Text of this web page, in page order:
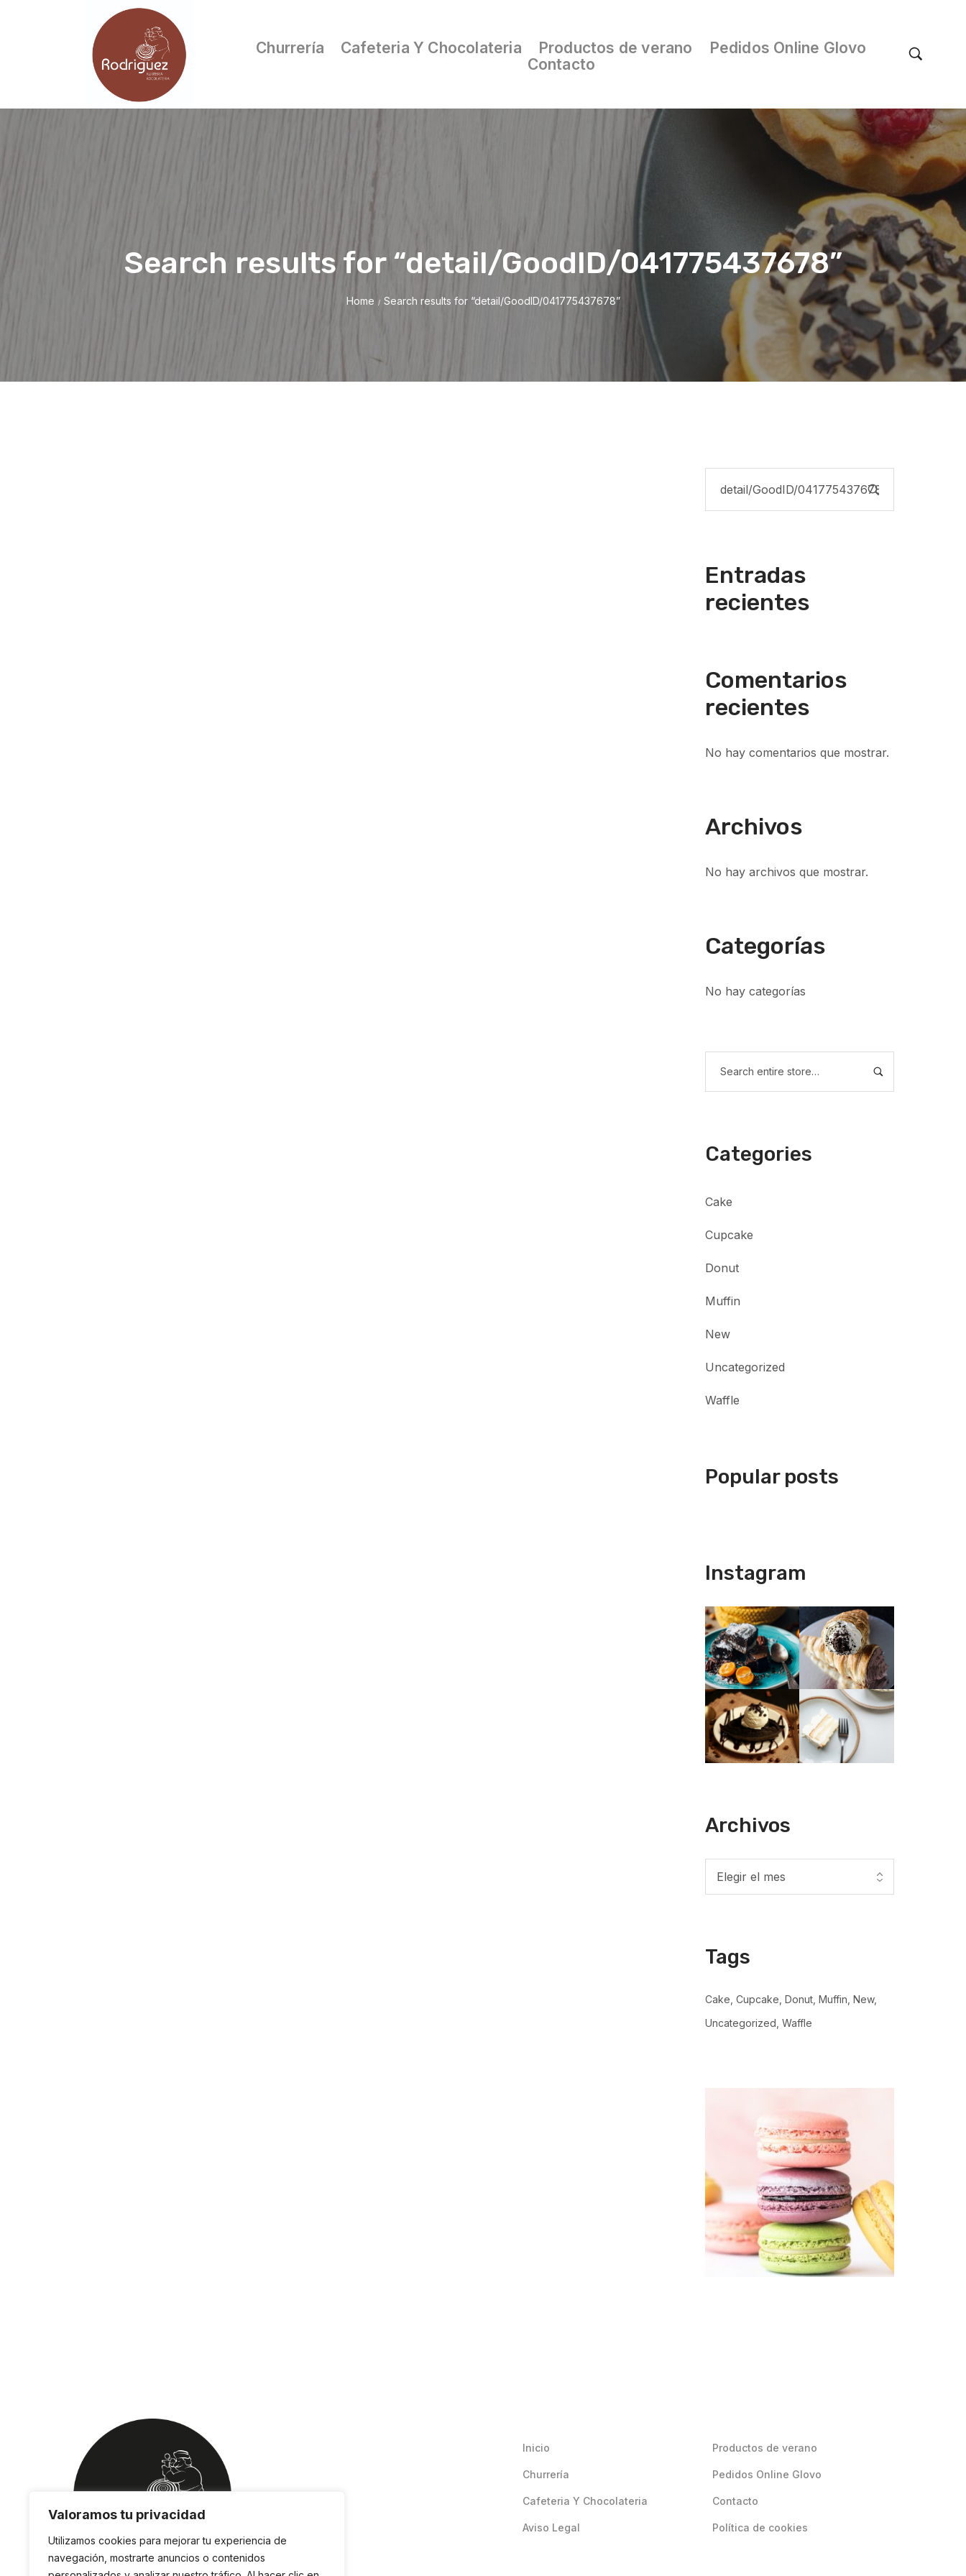
Valoramos tu privacidad
Utilizamos cookies para mejorar tu experiencia de
navegación, mostrarte anuncios o contenidos
Churrería Cafeteria Y Chocolateria Productos de verano
Pedidos Online Glovo
Contacto
Search results for “detail/GoodID/041775437678”
Home / Search results for “detail/GoodID/041775437678”
Entradas
recientes
Comentarios
recientes
No hay comentarios que mostrar.
Archivos
No hay archivos que mostrar.
Categorías
No hay categorías
Categories
Cake
Cupcake
Donut
Muffin
New
Uncategorized
Waffle
Popular posts
Instagram
Archivos
Tags
Cake Cupcake Donut Muffin New
Uncategorized Waffle
Inicio
Churrería
Cafeteria Y Chocolateria
Aviso Legal
Productos de verano
Pedidos Online Glovo
Contacto
Política de cookies